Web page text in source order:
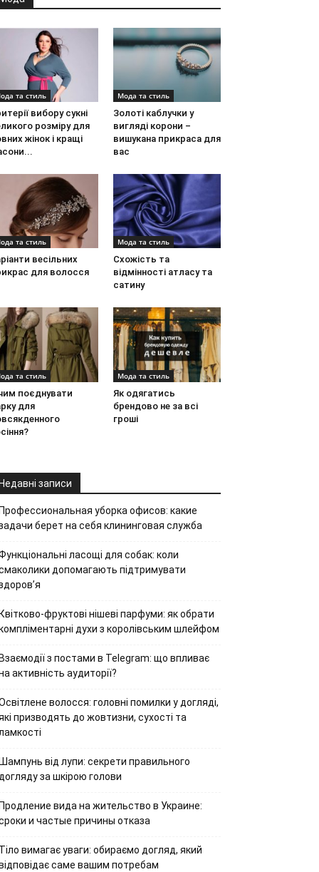
та стиль
вибору сукні
розміру для
жінок і кращі
Мода та стиль
Золоті каблучки у
вигляді корони –
вишукана прикраса для
вас
та стиль
весільних
для волосся
Мода та стиль
Схожість та
відмінності атласу та
сатину
та стиль
поєднувати
для
Мода та стиль
Як одягатись
брендово не за всі
гроші
записи
уборка офисов: какие
берет на себя клининговая служба
ласощі для собак: коли
допомагають підтримувати
фруктові нішеві парфуми: як обрати
духи з королівським шлейфом
з постами в Telegram: що впливає
активність аудиторії?
волосся: головні помилки у догляді,
призводять до жовтизни, сухості та
від лупи: секрети правильного
за шкірою голови
вида на жительство в Украине:
и частые причины отказа
вимагає уваги: обираємо догляд, який
саме вашим потребам